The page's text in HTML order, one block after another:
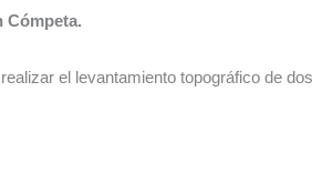
Cómpeta.
el levantamiento topográfico de dos